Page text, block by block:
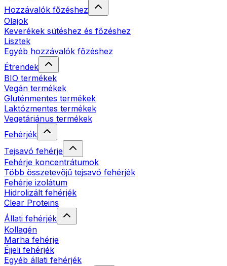
Hozzávalók főzéshez
Olajok
Keverékek sütéshez és főzéshez
Lisztek
Egyéb hozzávalók főzéshez
Étrendek
BIO termékek
Vegán termékek
Gluténmentes termékek
Laktózmentes termékek
Vegetáriánus termékek
Fehérjék
Tejsavó fehérje
Fehérje koncentrátumok
Több összetevőjű tejsavó fehérjék
Fehérje izolátum
Hidrolizált fehérjék
Clear Proteins
Állati fehérjék
Kollagén
Marha fehérje
Éjjeli fehérjék
Egyéb állati fehérjék